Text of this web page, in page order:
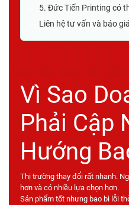
5. Đức Tiến Printing có
Liên hệ tư vấn và báo giá
Vì Sao
Phải Cập
Hướng
Thị trường thay đổi rất nhanh.
hơn và có nhiều lựa chọn hơn.
Sản phẩm tốt nhưng bao bì lỗi